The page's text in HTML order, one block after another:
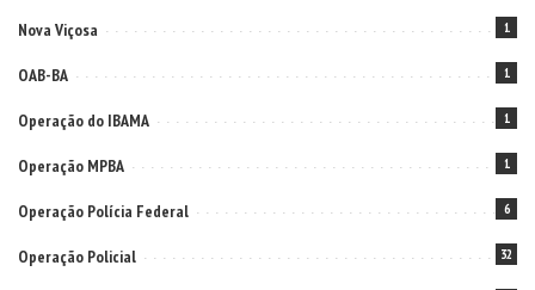
Nova Viçosa 1
OAB-BA 1
Operação do IBAMA 1
Operação MPBA 1
Operação Polícia Federal 6
Operação Policial 32